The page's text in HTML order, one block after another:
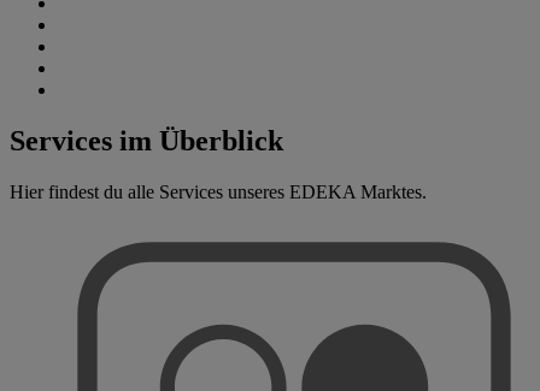
Services im Überblick
Hier findest du alle Services unseres EDEKA Marktes.